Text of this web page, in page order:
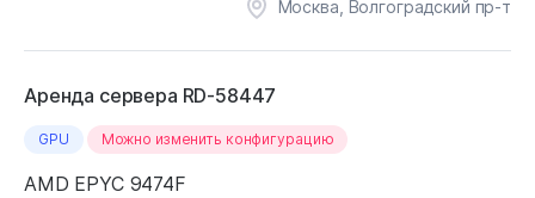
Москва, Волгоградский пр-т
Аренда сервера RD-58447
GPU Можно изменить конфигурацию
AMD EPYC 9474F